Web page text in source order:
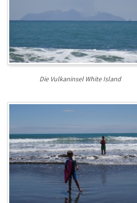
Die Vulkaninsel White Island